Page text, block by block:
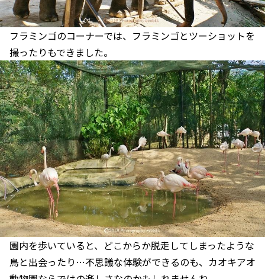
フラミンゴのコーナーでは、フラミンゴとツーショットを
撮ったりもできました。
園内を歩いていると、どこからか脱走してしまったような
鳥と出会ったり…不思議な体験ができるのも、カオキアオ